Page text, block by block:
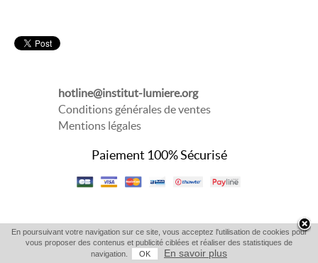
hotline@institut-lumiere.org
Conditions générales de ventes
Mentions légales
Paiement 100% Sécurisé
En poursuivant votre navigation sur ce site, vous acceptez l'utilisation de cookies pour
vous proposer des contenus et publicité ciblées et réaliser des statistiques de
navigation.
OK En savoir plus